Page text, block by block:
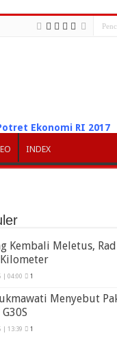
Ekonomi RI 2017
INDEX
Kembali Meletus,
| 04:00 1
Menyebut
| 13:39 1